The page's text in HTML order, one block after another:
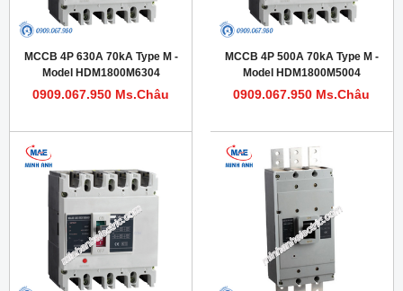
MCCB 4P 630A 70kA Type M -
Model HDM1800M6304
0909.067.950 Ms.Châu
MCCB 4P 500A 70kA Type M -
Model HDM1800M5004
0909.067.950 Ms.Châu